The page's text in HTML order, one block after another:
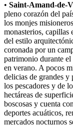
• Saint-Amand-de-
pleno corazón del
los monjes
monasterios, capillas
del estilo
coronada por un
patrimonio durante
en verano. A pocos
delicias de grandes y
los pescadores y de
hectáreas de
boscosas y cuenta
deportes acuáticos,
mercados nocturnos